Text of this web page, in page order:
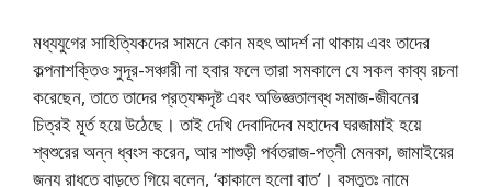
মধ্যযুগের সাহিত্যিকদের সামনে কোন মহৎ আদর্শ না থাকায় এবং তাদের
কল্পনাশক্তিও সুদূর-সঞ্চারী না হবার ফলে তারা সমকালে যে সকল কাব্য রচনা
করেছেন, তাতে তাদের প্রত্যক্ষদৃষ্ট এবং অভিজ্ঞতালব্ধ সমাজ-জীবনের
চিত্রই মূর্ত হয়ে উঠেছে। তাই দেখি দেবাদিদেব মহাদেব ঘরজামাই হয়ে
শ্বশুরের অন্ন ধ্বংস করেন, আর শাশুড়ী পর্বতরাজ-পত্নী মেনকা, জামাইয়ের
জন্য রাধতে বাড়তে গিয়ে বলেন, ‘কাকালে হলাে বাত’। বস্তুতঃ নামে